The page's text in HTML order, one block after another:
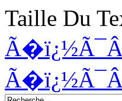
Taille Du